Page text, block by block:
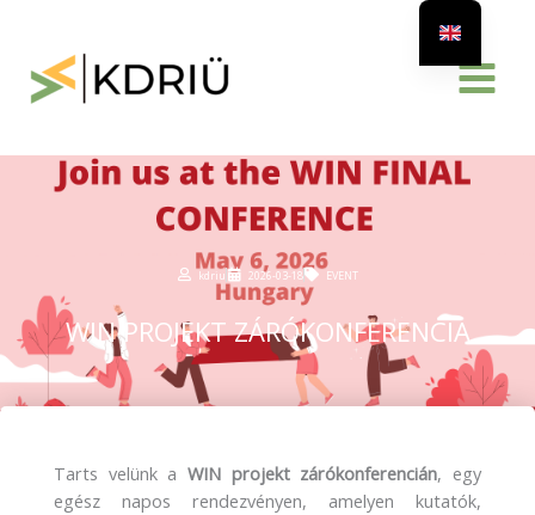
content
kdriu 2026-03-18 EVENT
WIN PROJEKT ZÁRÓKONFERENCIA
Tarts velünk a WIN projekt zárókonferencián, egy
egész napos rendezvényen, amelyen kutatók,